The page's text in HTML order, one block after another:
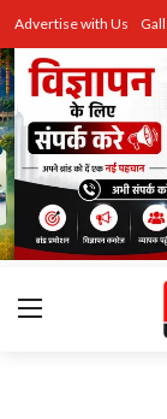
Advertise with Us
उत्तर प्रदेश
Advertise with Us
Events
राज्य